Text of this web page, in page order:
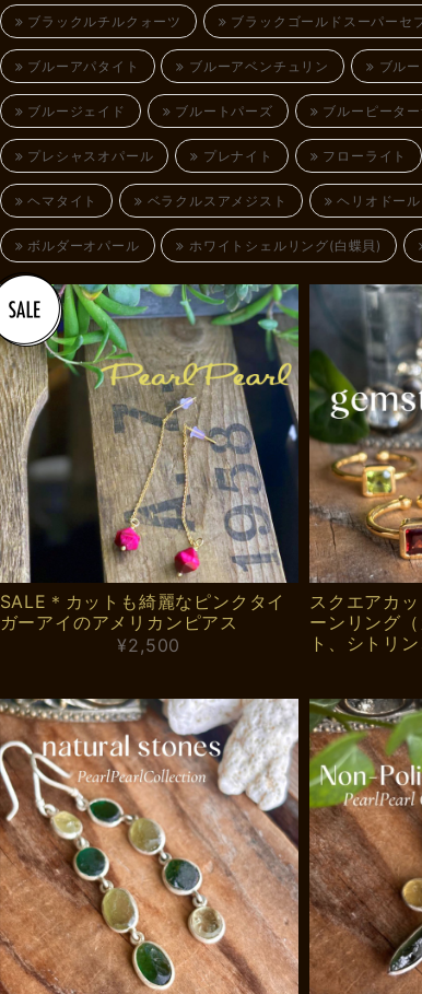
ブラックルチルクォーツ ブラックゴールドスーパーセ
ブルーアパタイト ブルーアベンチュリン ブル
ブルージェイド ブルートパーズ ブルーピーター
プレシャスオパール プレナイト フローライト
ヘマタイト ベラクルスアメジスト ヘリオドー
ボルダーオパール ホワイトシェルリング(白蝶貝)
SALE＊カットも綺麗なピンクタイ
ガーアイのアメリカンピアス
¥2,500
スクエアカ
ーンリング
ト、シトリ